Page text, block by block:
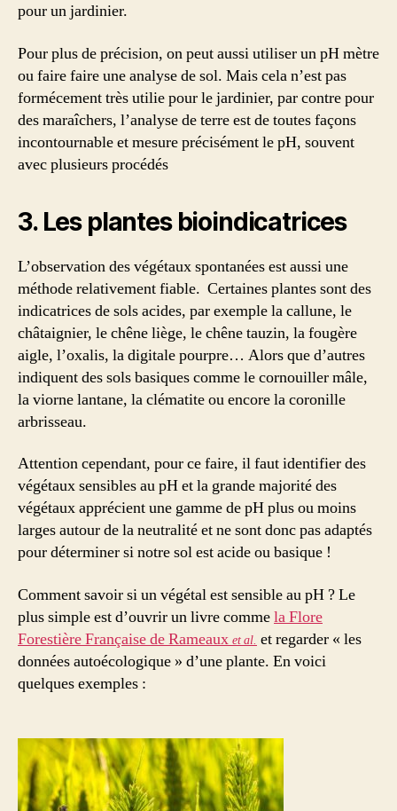
pour un jardinier.
Pour plus de précision, on peut aussi utiliser un pH mètre
ou faire faire une analyse de sol. Mais cela n’est pas
formécement très utilie pour le jardinier, par contre pour
des maraîchers, l’analyse de terre est de toutes façons
incontournable et mesure précisément le pH, souvent
avec plusieurs procédés
3. Les plantes bioindicatrices
L’observation des végétaux spontanées est aussi une
méthode relativement fiable. Certaines plantes sont des
indicatrices de sols acides, par exemple la callune, le
châtaignier, le chêne liège, le chêne tauzin, la fougère
aigle, l’oxalis, la digitale pourpre… Alors que d’autres
indiquent des sols basiques comme le cornouiller mâle,
la viorne lantane, la clématite ou encore la coronille
arbrisseau.
Attention cependant, pour ce faire, il faut identifier des
végétaux sensibles au pH et la grande majorité des
végétaux apprécient une gamme de pH plus ou moins
larges autour de la neutralité et ne sont donc pas adaptés
pour déterminer si notre sol est acide ou basique !
Comment savoir si un végétal est sensible au pH ? Le
plus simple est d’ouvrir un livre commela Flore
Forestière Française de Rameaux et al. et regarder « les
données autoécologique » d’une plante. En voici
quelques exemples :